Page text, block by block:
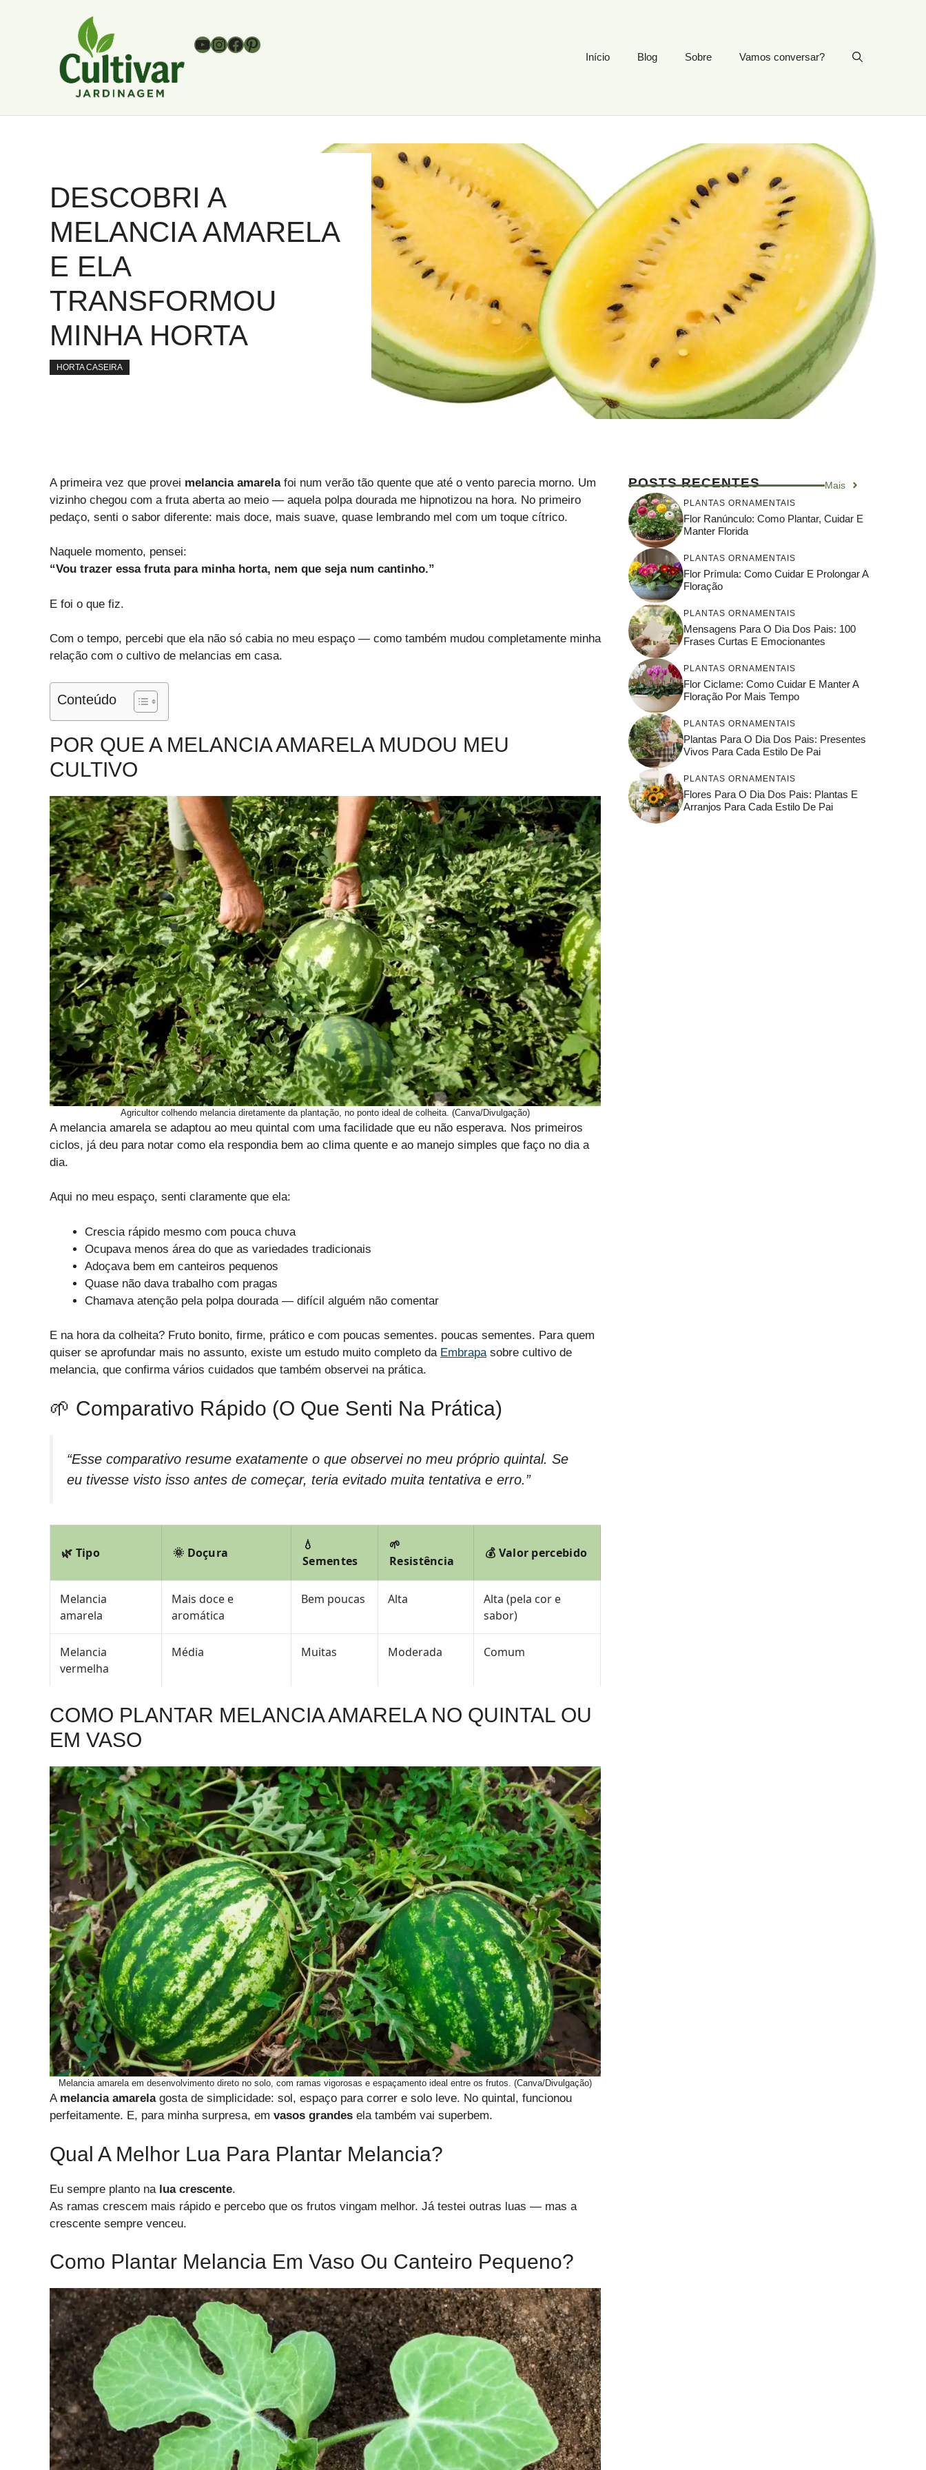
Youtube
Instagram
Facebook
Pinterest
Início Blog Sobre Vamos conversar?
DESCOBRI A
MELANCIA AMARELA
E ELA
TRANSFORMOU
MINHA HORTA
HORTA CASEIRA
A primeira vez que provei melancia amarelafoi num verão tão quente que até o vento parecia morno. Um
vizinho chegou com a fruta aberta ao meio — aquela polpa dourada me hipnotizou na hora. No primeiro
pedaço, senti o sabor diferente: mais doce, mais suave, quase lembrando mel com um toque cítrico.
Naquele momento, pensei:
“Vou trazer essa fruta para minha horta, nem que seja num cantinho.”
E foi o que fiz.
Com o tempo, percebi que ela não só cabia no meu espaço — como também mudou completamente minha
relação com o cultivo de melancias em casa.
Conteúdo
POR QUE A MELANCIA AMARELA MUDOU MEU
CULTIVO
Agricultor colhendo melancia diretamente da plantação, no ponto ideal de colheita. (Canva/Divulgação)
A melancia amarela se adaptou ao meu quintal com uma facilidade que eu não esperava. Nos primeiros
ciclos, já deu para notar como ela respondia bem ao clima quente e ao manejo simples que faço no dia a
dia.
Aqui no meu espaço, senti claramente que ela:
Crescia rápido mesmo com pouca chuva
Ocupava menos área do que as variedades tradicionais
Adoçava bem em canteiros pequenos
Quase não dava trabalho com pragas
Chamava atenção pela polpa dourada — difícil alguém não comentar
E na hora da colheita? Fruto bonito, firme, prático e com poucas sementes. poucas sementes. Para quem
quiser se aprofundar mais no assunto, existe um estudo muito completo da Embrapasobre cultivo de
melancia, que confirma vários cuidados que também observei na prática.
🌱 Comparativo Rápido (o Que Senti Na Prática)
“Esse comparativo resume exatamente o que observei no meu próprio quintal. Se
eu tivesse visto isso antes de começar, teria evitado muita tentativa e erro.”
🌿 Tipo 🌞 Doçura
💧
Sementes
🌱
Resistência
💰 Valor percebido
Melancia
amarela
Mais doce e
aromática
Bem poucas Alta
Alta (pela cor e
sabor)
Melancia
vermelha
Média Muitas Moderada Comum
COMO PLANTAR MELANCIA AMARELA NO QUINTAL OU
EM VASO
Melancia amarela em desenvolvimento direto no solo, com ramas vigorosas e espaçamento ideal entre os frutos. (Canva/Divulgação)
A melancia amarelagosta de simplicidade: sol, espaço para correr e solo leve. No quintal, funcionou
perfeitamente. E, para minha surpresa, em vasos grandes ela também vai superbem.
Qual A Melhor Lua Para Plantar Melancia?
Eu sempre planto na lua crescente.
As ramas crescem mais rápido e percebo que os frutos vingam melhor. Já testei outras luas — mas a
crescente sempre venceu.
Como Plantar Melancia Em Vaso Ou Canteiro Pequeno?
POSTS RECENTES Mais
PLANTAS ORNAMENTAIS
Flor Ranúnculo: Como Plantar, Cuidar E
Manter Florida
PLANTAS ORNAMENTAIS
Flor Prímula: Como Cuidar E Prolongar A
Floração
PLANTAS ORNAMENTAIS
Mensagens Para O Dia Dos Pais: 100
Frases Curtas E Emocionantes
PLANTAS ORNAMENTAIS
Flor Ciclame: Como Cuidar E Manter A
Floração Por Mais Tempo
PLANTAS ORNAMENTAIS
Plantas Para O Dia Dos Pais: Presentes
Vivos Para Cada Estilo De Pai
PLANTAS ORNAMENTAIS
Flores Para O Dia Dos Pais: Plantas E
Arranjos Para Cada Estilo De Pai